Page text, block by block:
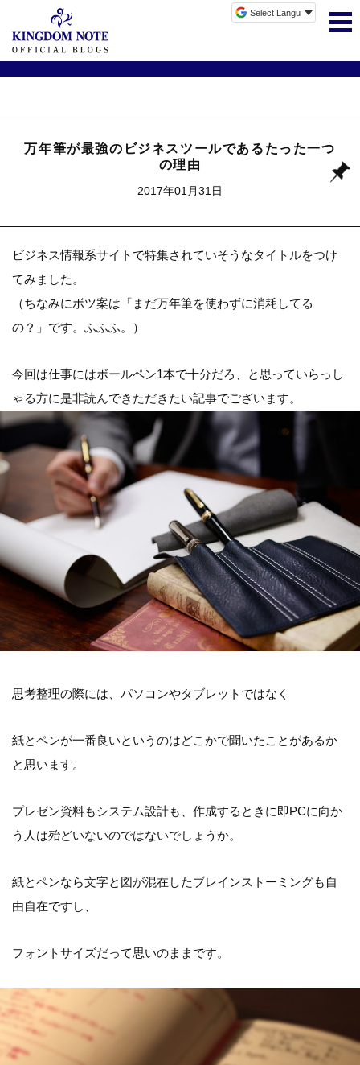
万年筆が最強のビジネスツールであるたった一つ
の理由
2017年01月31日
ビジネス情報系サイトで特集されていそうなタイトルをつけ
てみました。
（ちなみにボツ案は「まだ万年筆を使わずに消耗してる
の？」です。ふふふ。）
今回は仕事にはボールペン1本で十分だろ、と思っていらっし
ゃる方に是非読んできただきたい記事でございます。
思考整理の際には、パソコンやタブレットではなく
紙とペンが一番良いというのはどこかで聞いたことがあるか
と思います。
プレゼン資料もシステム設計も、作成するときに即PCに向か
う人は殆どいないのではないでしょうか。
紙とペンなら文字と図が混在したブレインストーミングも自
由自在ですし、
フォントサイズだって思いのままです。